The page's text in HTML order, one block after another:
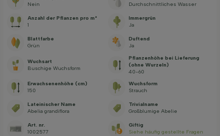
Nein
Durchschnittliches Wasser
Anzahl der Pflanzen pro m²
1
Immergrün
Ja
Blattfarbe
Grün
Duftend
Ja
Wuchsart
Buschige Wuchsform
Pflanzenhöhe bei Lieferung
(ohne Wurzeln)
40-60
Erwachsenenhöhe (cm)
150
Wuchsform
Strauch
Lateinischer Name
Abelia grandiflora
Trivialname
Großblumige Abelie
Art. nr.
1002577
Giftig
Siehe häufig gestellte Fragen